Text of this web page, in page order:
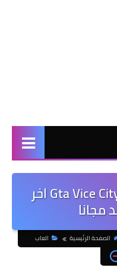
تحميل لعبة جاتا Gta Vice City APK اخر
مجانا
الصفحة الرئيسية العاب